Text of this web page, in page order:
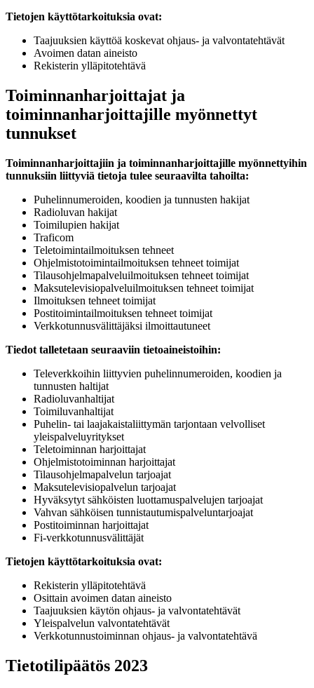
Tietojen käyttötarkoituksia ovat:
Taajuuksien käyttöä koskevat ohjaus- ja valvontatehtävät
Avoimen datan aineisto
Rekisterin ylläpitotehtävä
Toiminnanharjoittajat ja
toiminnanharjoittajille myönnettyt
tunnukset
Toiminnanharjoittajiin ja toiminnanharjoittajille myönnettyihin
tunnuksiin liittyviä tietoja tulee seuraavilta tahoilta:
Puhelinnumeroiden, koodien ja tunnusten hakijat
Radioluvan hakijat
Toimilupien hakijat
Traficom
Teletoimintailmoituksen tehneet
Ohjelmistotoimintailmoituksen tehneet toimijat
Tilausohjelmapalveluilmoituksen tehneet toimijat
Maksutelevisiopalveluilmoituksen tehneet toimijat
Ilmoituksen tehneet toimijat
Postitoimintailmoituksen tehneet toimijat
Verkkotunnusvälittäjäksi ilmoittautuneet
Tiedot talletetaan seuraaviin tietoaineistoihin:
Televerkkoihin liittyvien puhelinnumeroiden, koodien ja
tunnusten haltijat
Radioluvanhaltijat
Toimiluvanhaltijat
Puhelin- tai laajakaistaliittymän tarjontaan velvolliset
yleispalveluyritykset
Teletoiminnan harjoittajat
Ohjelmistotoiminnan harjoittajat
Tilausohjelmapalvelun tarjoajat
Maksutelevisiopalvelun tarjoajat
Hyväksytyt sähköisten luottamuspalvelujen tarjoajat
Vahvan sähköisen tunnistautumispalveluntarjoajat
Postitoiminnan harjoittajat
Fi-verkkotunnusvälittäjät
Tietojen käyttötarkoituksia ovat:
Rekisterin ylläpitotehtävä
Osittain avoimen datan aineisto
Taajuuksien käytön ohjaus- ja valvontatehtävät
Yleispalvelun valvontatehtävät
Verkkotunnustoiminnan ohjaus- ja valvontatehtävä
Tietotilipäätös 2023